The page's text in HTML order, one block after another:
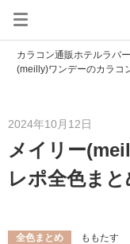
カラコン通販ホテルラバ
(meilly)ワンデーのカラコ
2024年10月12日
メイリー
レポ全色まと
全色まとめ ももたす